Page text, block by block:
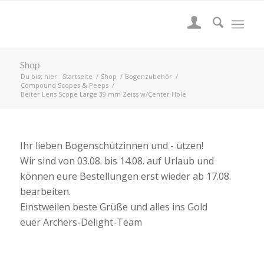
Shop
Du bist hier: Startseite / Shop / Bogenzubehör /
Compound Scopes & Peeps /
Beiter Lens Scope Large 39 mm Zeiss w/Center Hole
Ihr lieben Bogenschützinnen und - ützen!
Wir sind von 03.08. bis 14.08. auf Urlaub und
können eure Bestellungen erst wieder ab 17.08.
bearbeiten.
Einstweilen beste Grüße und alles ins Gold
euer Archers-Delight-Team